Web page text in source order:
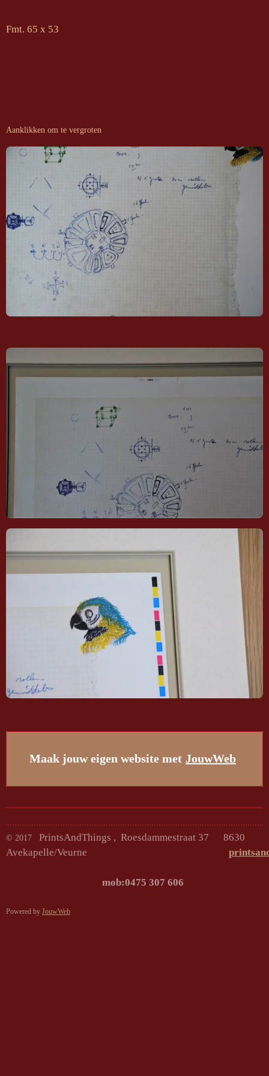
Fmt. 65 x 53
Aanklikken om te vergroten
Maak jouw eigen website met JouwWeb
© 2017 PrintsAndThings , Roesdammestraat 37 8630
Avekapelle/Veurne
mob:0475
Powered by JouwWeb